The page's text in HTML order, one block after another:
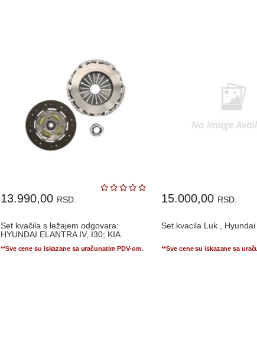
13.990,00 RSD.
Set kvačila s ležajem odgovara:
HYUNDAI ELANTRA IV, I30; KIA
**Sve cene su iskazane sa uračunatim PDV-om.
15.000,00 RSD.
Set kvacila Luk ,
**Sve cene su iskazane sa